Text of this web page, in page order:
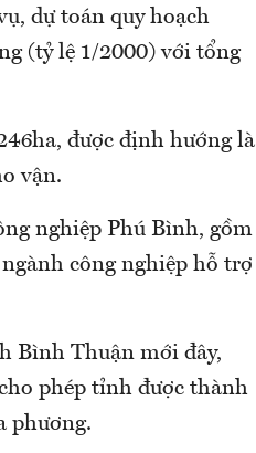
dự toán quy hoạch
(tỷ lệ 1/2000) với tổng
được định hướng là
vận.
nghiệp Phú Bình, gồm
công nghiệp hỗ trợ
Bình Thuận mới đây,
phép tỉnh được thành
phương.